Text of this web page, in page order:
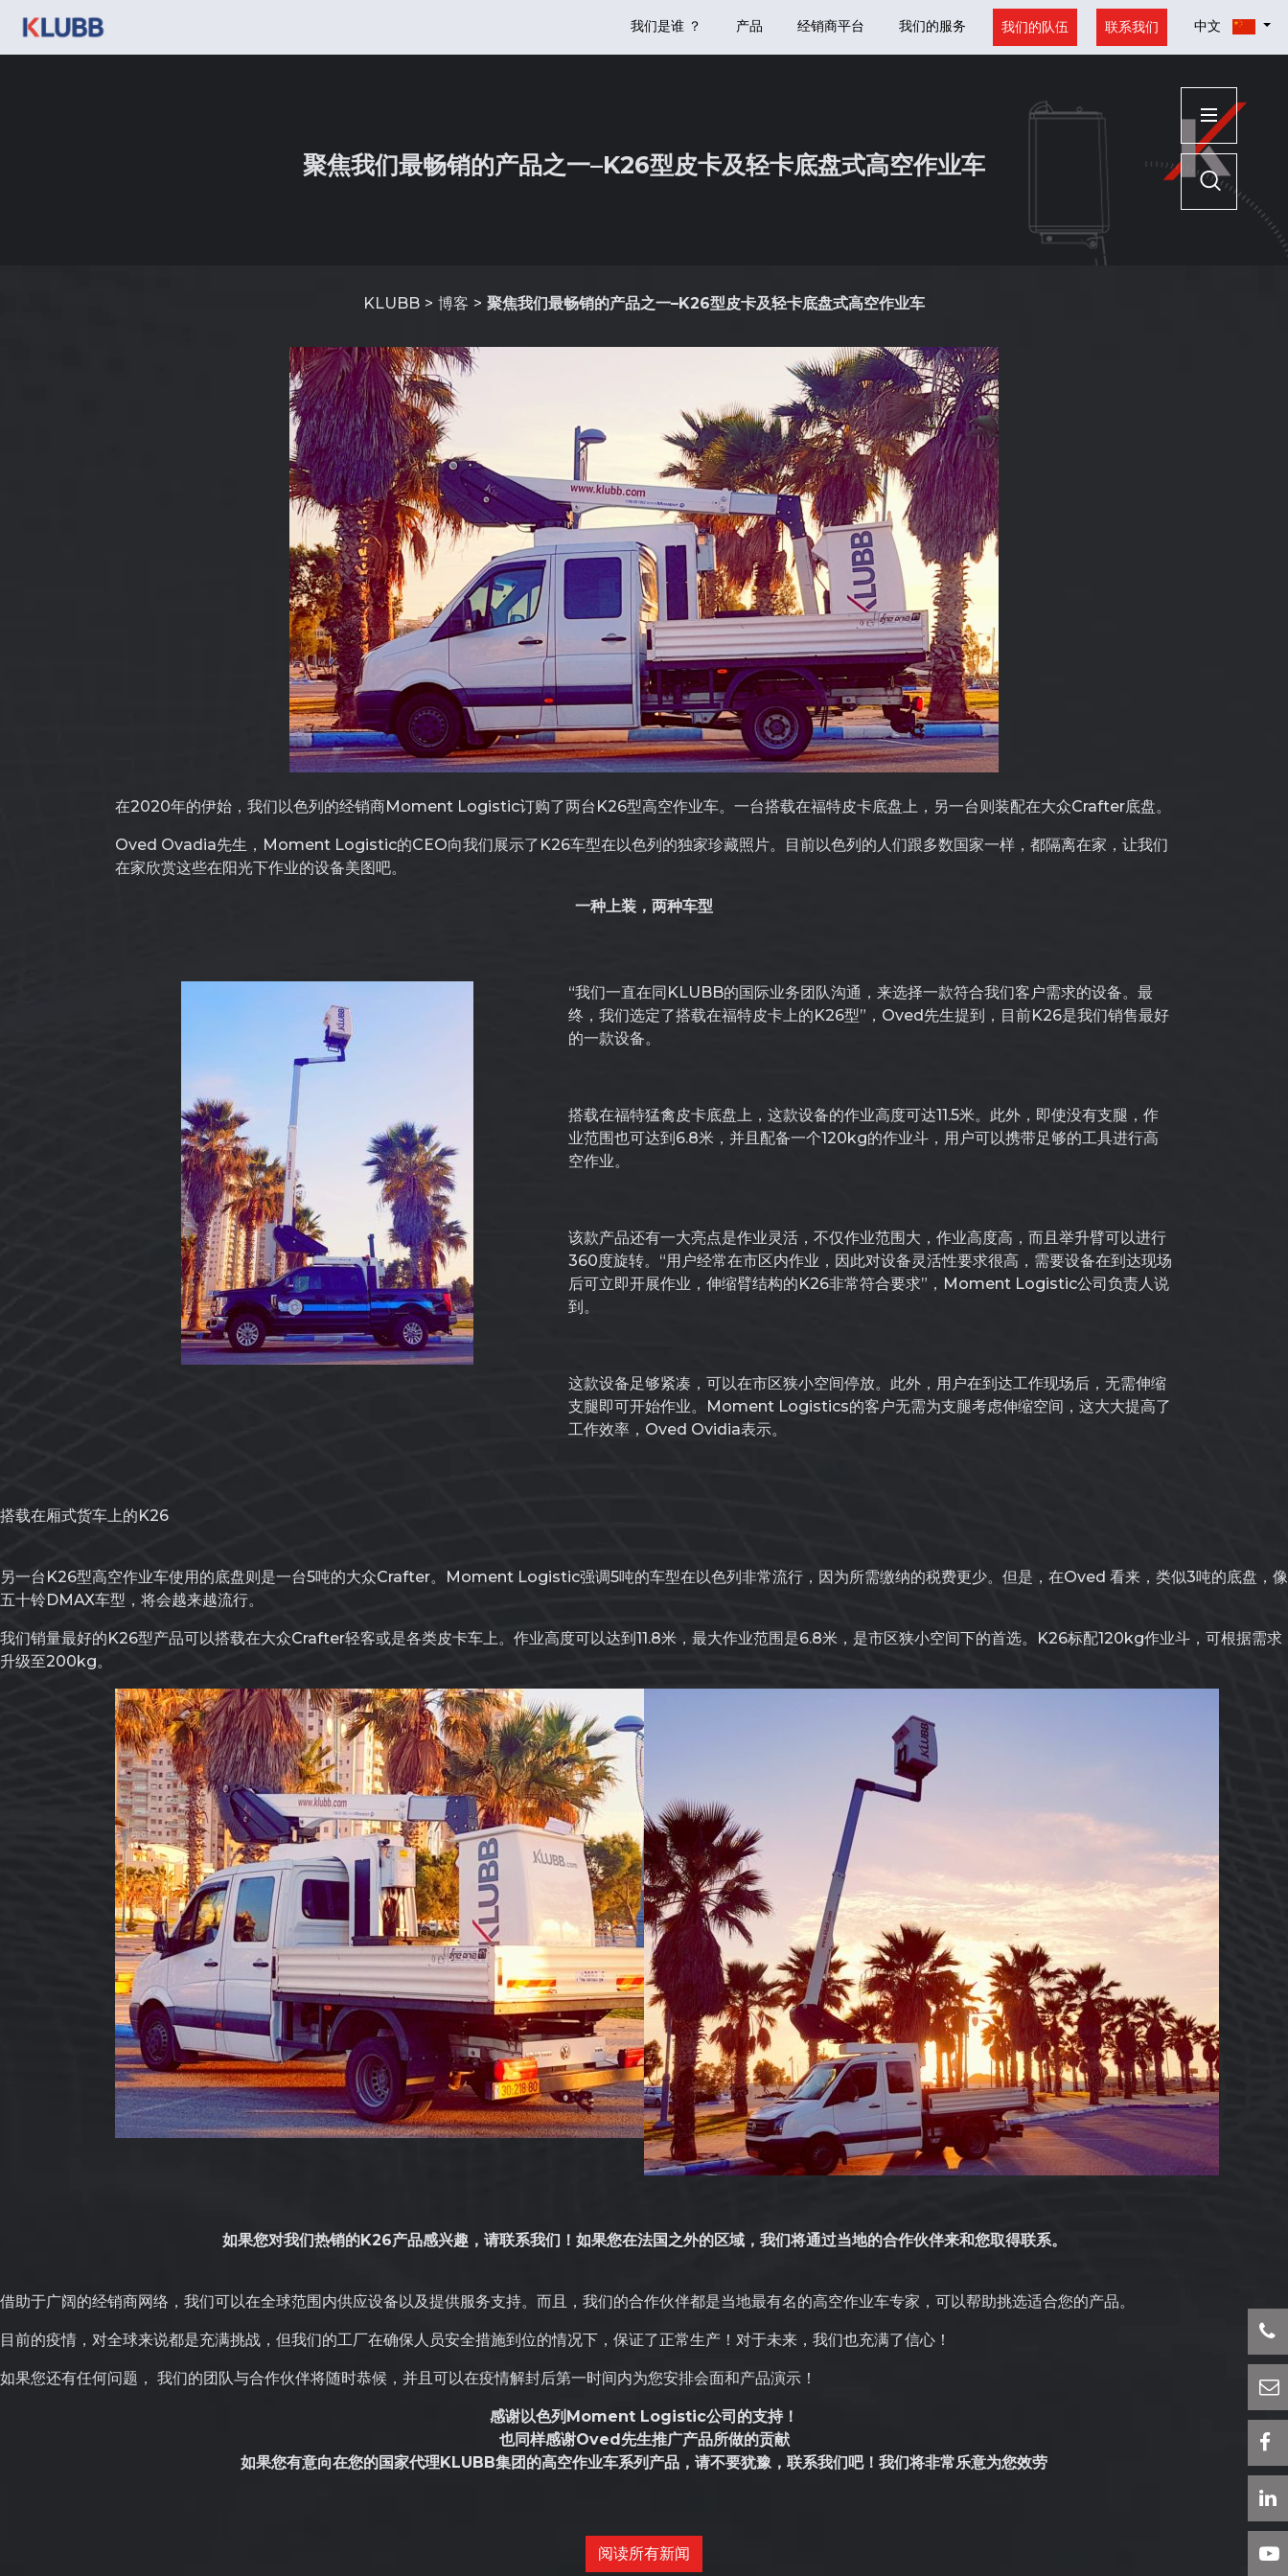
我们是谁 ？ 产品 经销商平台 我们的服务 我们的队伍 联系我们 中文
聚焦我们最畅销的产品之一–K26型皮卡及轻卡底盘式高空作业车
KLUBB 博客 聚焦我们最畅销的产品之一–K26型皮卡及轻卡底盘式高空作业车
在2020年的伊始，我们以色列的经销商Moment Logistic订购了两台K26型高空作业车。一台搭载在福特皮卡底盘上，另一台则装配在大众Crafter底盘。
Oved Ovadia先生，Moment Logistic的CEO向我们展示了K26车型在以色列的独家珍藏照片。目前以色列的人们跟多数国家一样，都隔离在家，让我们
在家欣赏这些在阳光下作业的设备美图吧。
一种上装，两种车型
“我们一直在同KLUBB的国际业务团队沟通，来选择一款符合我们客户需求的设备。最
终，我们选定了搭载在福特皮卡上的K26型”，Oved先生提到，目前K26是我们销售最好
的一款设备。
搭载在福特猛禽皮卡底盘上，这款设备的作业高度可达11.5米。此外，即使没有支腿，作
业范围也可达到6.8米，并且配备一个120kg的作业斗，用户可以携带足够的工具进行高
空作业。
该款产品还有一大亮点是作业灵活，不仅作业范围大，作业高度高，而且举升臂可以进行
360度旋转。“用户经常在市区内作业，因此对设备灵活性要求很高，需要设备在到达现场
后可立即开展作业，伸缩臂结构的K26非常符合要求”，Moment Logistic公司负责人说
到。
这款设备足够紧凑，可以在市区狭小空间停放。此外，用户在到达工作现场后，无需伸缩
支腿即可开始作业。Moment Logistics的客户无需为支腿考虑伸缩空间，这大大提高了
工作效率，Oved Ovidia表示。
搭载在厢式货车上的K26
另一台K26型高空作业车使用的底盘则是一台5吨的大众Crafter。Moment Logistic强调5吨的车型在以色列非常流行，因为所需缴纳的税费更少。但是，在Oved 看来，类似3吨的底盘，像
五十铃DMAX车型，将会越来越流行。
我们销量最好的K26型产品可以搭载在大众Crafter轻客或是各类皮卡车上。作业高度可以达到11.8米，最大作业范围是6.8米，是市区狭小空间下的首选。K26标配120kg作业斗，可根据需求
升级至200kg。
如果您对我们热销的K26产品感兴趣，请联系我们！如果您在法国之外的区域，我们将通过当地的合作伙伴来和您取得联系。
借助于广阔的经销商网络，我们可以在全球范围内供应设备以及提供服务支持。而且，我们的合作伙伴都是当地最有名的高空作业车专家，可以帮助挑选适合您的产品。
目前的疫情，对全球来说都是充满挑战，但我们的工厂在确保人员安全措施到位的情况下，保证了正常生产！对于未来，我们也充满了信心！
如果您还有任何问题， 我们的团队与合作伙伴将随时恭候，并且可以在疫情解封后第一时间内为您安排会面和产品演示！
感谢以色列Moment Logistic公司的支持！
也同样感谢Oved先生推广产品所做的贡献
如果您有意向在您的国家代理KLUBB集团的高空作业车系列产品，请不要犹豫，联系我们吧！我们将非常乐意为您效劳
阅读所有新闻